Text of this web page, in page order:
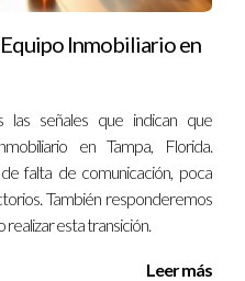
Inmobiliario en
las señales que indican que
en Tampa, Florida.
falta de comunicación, poca
También responderemos
esta transición.
Leer más